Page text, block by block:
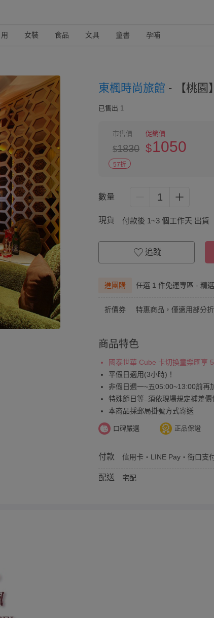
女裝 食品 文具 童書 孕哺
東楓時尚旅館 - 【桃園
已售出 1
市售價
$1830
促銷價
$1050
57折
數量 1
現貨 付款後 1~3 個工作天 出貨
追蹤
進團購 任選 1 件免運專區 - 精
折價券 特惠商品，僅適用部分
商品特色
國泰世華 Cube 卡切換童樂匯享
平假日適用(3小時)！
非假日週一~五05:00~13:00前再
特殊節日等..須依現場規定補差價
本商品採郵局掛號方式寄送
口碑嚴選 正品保證
付款 信用卡・LINE Pay・街口支
配送 宅配